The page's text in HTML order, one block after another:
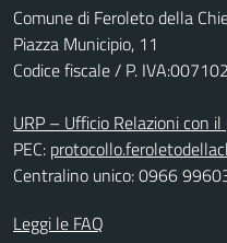
Comune di Feroleto della
Piazza Municipio, 11
Codice fiscale / P.
URP – Ufficio Relazioni con il
PEC:
Centralino unico: 0966
Leggi le FAQ